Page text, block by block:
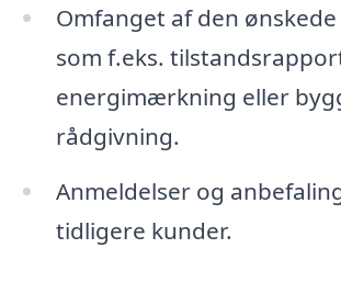
Omfanget af den ønskede
som f.eks.
energimærkning eller
rådgivning.
Anmeldelser og
tidligere kunder.